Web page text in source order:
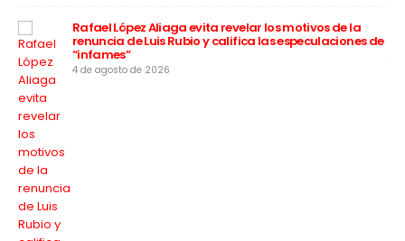
Rafael López Aliaga evita revelar los motivos de la
renuncia de Luis Rubio y califica las especulaciones de
“infames”
4 de agosto de 2026